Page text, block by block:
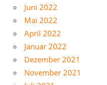
Juni 2022
Mai 2022
April 2022
Januar 2022
Dezember 2021
November 2021